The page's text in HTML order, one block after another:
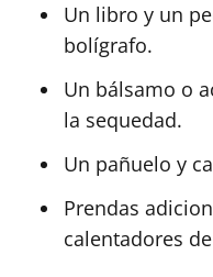
Un libro y un
bolígrafo.
Un bálsamo o
la sequedad.
Un pañuelo y
Prendas
calentadores